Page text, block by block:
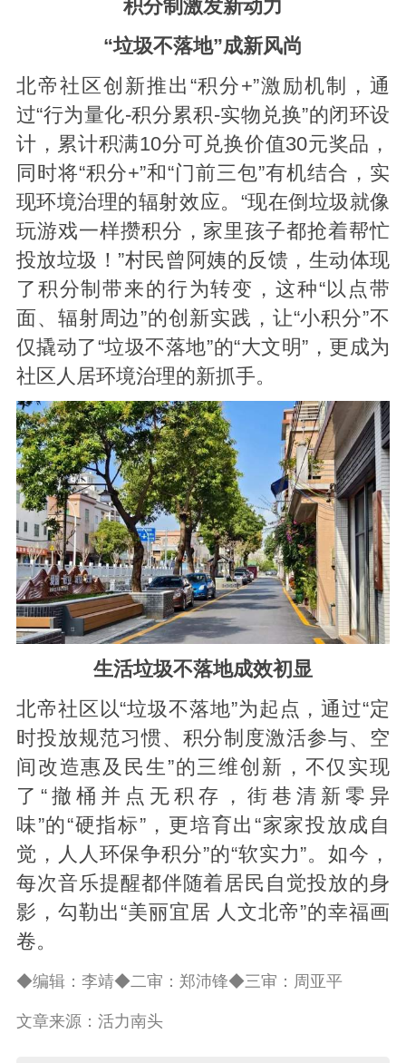
积分制激发新动力
“垃圾不落地”成新风尚
北帝社区创新推出“积分+”激励机制，通
过“行为量化-积分累积-实物兑换”的闭环设
计，累计积满10分可兑换价值30元奖品，
同时将“积分+”和“门前三包”有机结合，实
现环境治理的辐射效应。“现在倒垃圾就像
玩游戏一样攒积分，家里孩子都抢着帮忙
投放垃圾！”村民曾阿姨的反馈，生动体现
了积分制带来的行为转变，这种“以点带
面、辐射周边”的创新实践，让“小积分”不
仅撬动了“垃圾不落地”的“大文明”，更成为
社区人居环境治理的新抓手。
生活垃圾不落地成效初显
北帝社区以“垃圾不落地”为起点，通过“定
时投放规范习惯、积分制度激活参与、空
间改造惠及民生”的三维创新，不仅实现
了“撤桶并点无积存，街巷清新零异
味”的“硬指标”，更培育出“家家投放成自
觉，人人环保争积分”的“软实力”。如今，
每次音乐提醒都伴随着居民自觉投放的身
影，勾勒出“美丽宜居 人文北帝”的幸福画
卷。
◆编辑：李靖◆二审：郑沛锋◆三审：周亚平
文章来源：活力南头